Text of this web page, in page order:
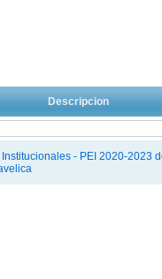
Descripcion
- PEI 2020-2023